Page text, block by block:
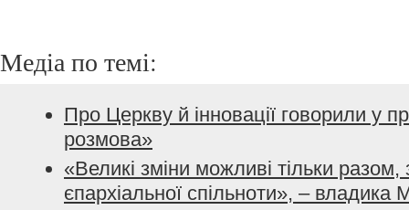
Медіа по темі:
Про Церкву й інновації говорили у
розмова»
«Великі зміни можливі тільки разом,
єпархіальної спільноти», – владика